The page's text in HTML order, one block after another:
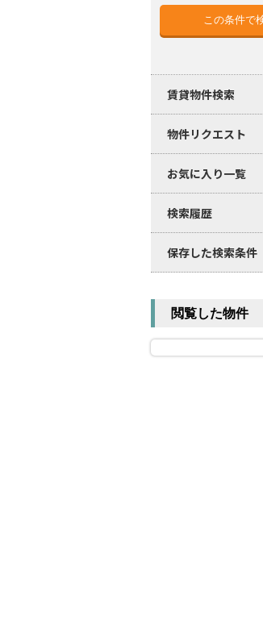
賃貸物件検索
物件リクエスト
お気に入り一覧
検索履歴
保存した検索条件
閲覧した物件